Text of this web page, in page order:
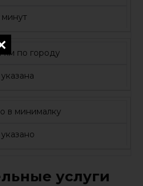
минут
км по городу
в минималку
услуги